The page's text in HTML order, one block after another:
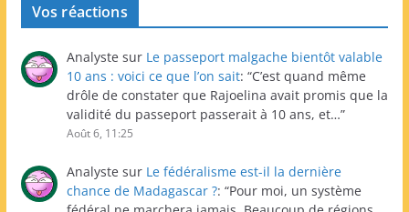
Vos réactions
Analyste sur Le passeport malgache bientôt valable
10 ans : voici ce que l’on sait: “C’est quand même
drôle de constater que Rajoelina avait promis que la
validité du passeport passerait à 10 ans, et…”
Août 6, 11:25
Analyste sur Le fédéralisme est-il la dernière
chance de Madagascar ?: “Pour moi, un système